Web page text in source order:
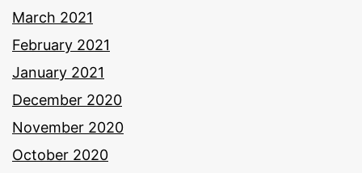
March 2021
February 2021
January 2021
December 2020
November 2020
October 2020